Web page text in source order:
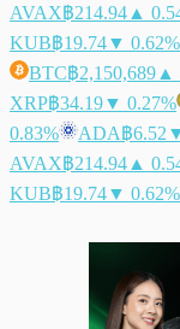
AVAX฿214.94 ▲
KUB฿19.74▼ 0.62%
BTC฿2,150,689 ▲
XRP฿34.19▼ 0.27%
0.83%
ADA฿6.52
AVAX฿214.94 ▲
KUB฿19.74▼ 0.62%